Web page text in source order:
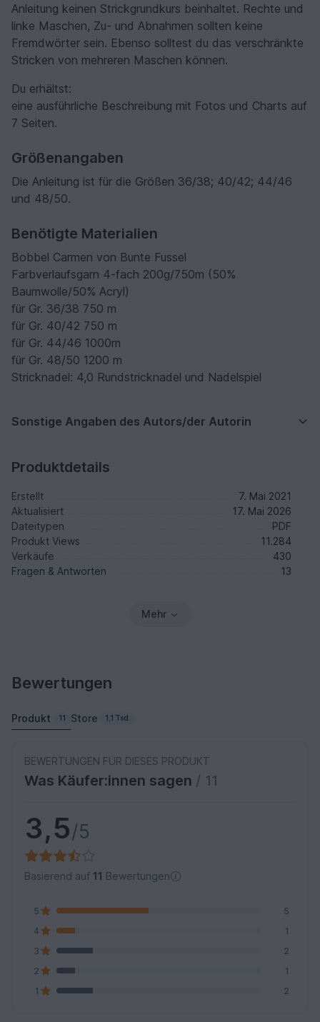
Anleitung keinen Strickgrundkurs beinhaltet. Rechte und
linke Maschen, Zu- und Abnahmen sollten keine
Fremdwörter sein. Ebenso solltest du das verschränkte
Stricken von mehreren Maschen können.
Du erhältst:
eine ausführliche Beschreibung mit Fotos und Charts auf
7 Seiten.
Größenangaben
Die Anleitung ist für die Größen 36/38; 40/42; 44/46
und 48/50.
Benötigte Materialien
Bobbel Carmen von Bunte Fussel
Farbverlaufsgarn 4-fach 200g/750m (50%
Baumwolle/50% Acryl)
für Gr. 36/38 750 m
für Gr. 40/42 750 m
für Gr. 44/46 1000m
für Gr. 48/50 1200 m
Stricknadel: 4,0 Rundstricknadel und Nadelspiel
Sonstige Angaben des Autors/der Autorin
Produktdetails
Erstellt
7. Mai 2021
Aktualisiert
17. Mai 2026
Dateitypen
PDF
Produkt Views
11.284
Verkäufe
430
Fragen & Antworten
13
Mehr
Bewertungen
Produkt 11 Store 1,1 Tsd.
BEWERTUNGEN FÜR DIESES PRODUKT
Was Käufer:innen sagen / 11
3,5/5
Basierend auf 11 Bewertungen
5
5
4
1
3
2
2
1
1
2